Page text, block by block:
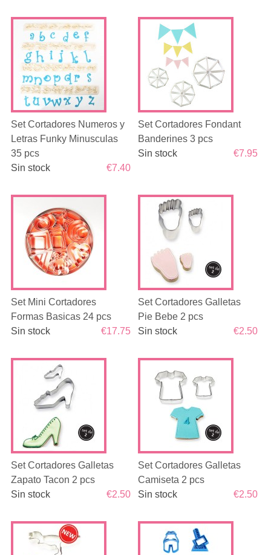
Set Cortadores Numeros y
Letras Funky Minusculas
35 pcs
€7.40
Sin stock
Set Cortadores Fondant
Banderines 3 pcs
€7.95
Sin stock
Set Mini Cortadores
Formas Basicas 24 pcs
€17.75
Sin stock
Set Cortadores Galletas
Pie Bebe 2 pcs
€2.50
Sin stock
Set Cortadores Galletas
Zapato Tacon 2 pcs
€2.50
Sin stock
Set Cortadores Galletas
Camiseta 2 pcs
€2.50
Sin stock